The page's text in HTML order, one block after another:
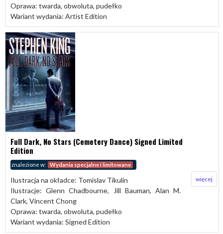
Oprawa: twarda, obwoluta, pudełko
Wariant wydania: Artist Edition
Full Dark, No Stars (Cemetery Dance) Signed Limited
Edition
znalezione w: Wydania specjalne i limitowane
Ilustracja na okładce: Tomislav Tikulin
Ilustracje: Glenn Chadbourne, Jill Bauman, Alan M.
Clark, Vincent Chong
Oprawa: twarda, obwoluta, pudełko
Wariant wydania: Signed Edition
więcej